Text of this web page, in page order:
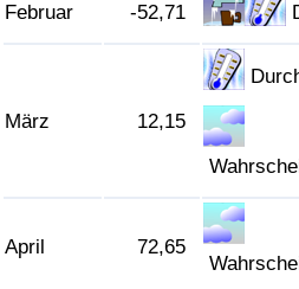
Februar -52,71
März 12,15
April 72,65
Verschmutzungsindex
Umweltverschmutzungs-